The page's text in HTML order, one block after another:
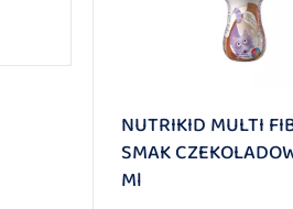
NUTRIKID MULTI
SMAK
Ml